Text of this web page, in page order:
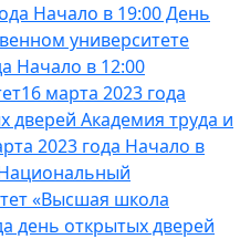
Начало в 19:00 День
университете
Начало в 12:00
16 марта 2023 года
дверей Академия труда и
2023 года Начало в
«Высшая школа
день открытых дверей